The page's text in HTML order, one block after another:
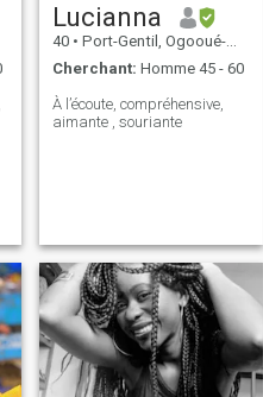
Lucianna
40 • Port-Gentil, Ogooué-Maritime, Gabon
Cherchant: Homme 45 - 60
À l’écoute, compréhensive,
aimante , souriante